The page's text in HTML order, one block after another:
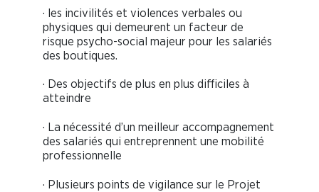
· les incivilités et violences verbales ou
physiques qui demeurent un facteur de
risque psycho-social majeur pour les salariés
des boutiques.
· Des objectifs de plus en plus difficiles à
atteindre
· La nécessité d’un meilleur accompagnement
des salariés qui entreprennent une mobilité
professionnelle
· Plusieurs points de vigilance sur le Projet